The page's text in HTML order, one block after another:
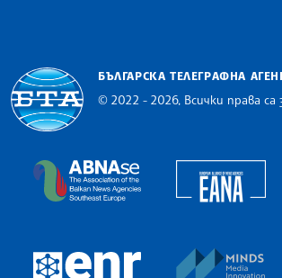
БЪЛГАРСКА ТЕЛЕГРАФНА
© 2022 - 2026, Всички права са
The Assocoation of the
European Newsroom